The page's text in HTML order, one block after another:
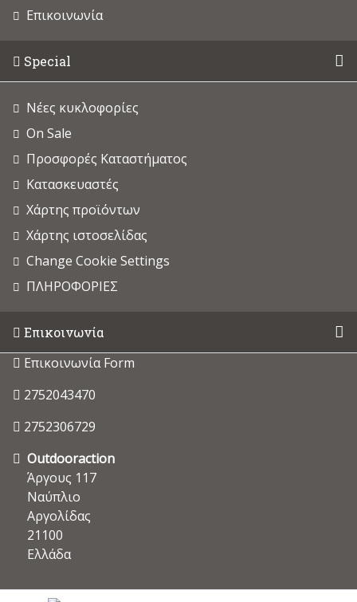
Επικοινωνία
Special
Νέες κυκλοφορίες
On Sale
Προσφορές Καταστήματος
Κατασκευαστές
Χάρτης προϊόντων
Χάρτης ιστοσελίδας
Change Cookie Settings
ΠΛΗΡΟΦΟΡΙΕΣ
Επικοινωνία
Επικοινωνία Form
2752043470
2752306729
Outdooraction
Άργους 117
Ναύπλιο
Αργολίδας
21100
Ελλάδα